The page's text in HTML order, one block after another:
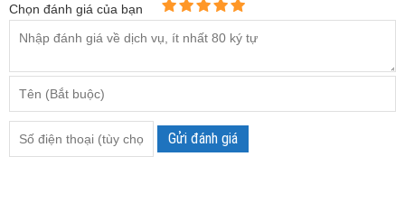
Máy đo độ ẩm da Aqua-Piccolo D-LE
Các đầu dò kim được thiết kế để sẵn trong máy giúp bạn
nhanh chóng thực hiện thao tác đo lường. Sản phẩm có tính
linh động cao, có thể dùng trong các môi trường nhà xưởng
Chọn đánh giá của bạn
Gửi đánh giá